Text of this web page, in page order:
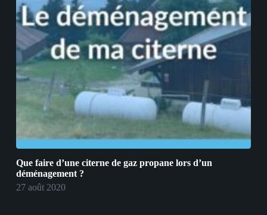
Que faire d’une citerne de gaz propane lors d’un
déménagement ?
27 août 2020